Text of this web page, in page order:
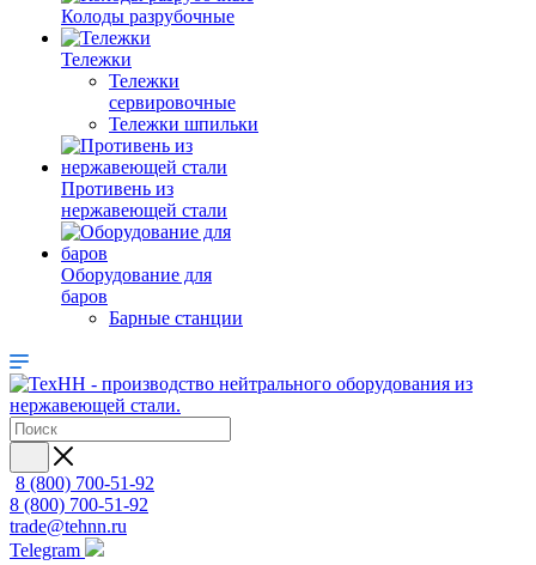
Колоды разрубочные
Тележки
Тележки
сервировочные
Тележки шпильки
Противень из
нержавеющей стали
Оборудование для
баров
Барные станции
8 (800) 700-51-92
8 (800) 700-51-92
trade@tehnn.ru
Telegram